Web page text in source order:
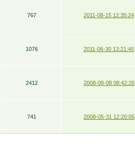
767 2011-08-15 12:35:24
1076 2011-06-30 13:21:45
2412 2008-08-08 08:42:26
741 2008-05-31 12:20:05